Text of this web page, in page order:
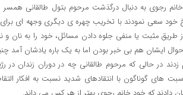
ماه خانم رجوی به دنبال درگذشت مرحوم بتول طالقانی
خود سعی نمودند با تخریب چهره ی دیگری وجهه ای
طریق مثبت یا منفی جلوه دادن مسائل، خود را به نان و
ایشان هم بی خبر بودن اما به یک باره یادشان آمد
در حالی که مرحوم طالقانی چه در دوران زندان
و به مناسبت های گوناگون با انتقادهای شدید نسبت به